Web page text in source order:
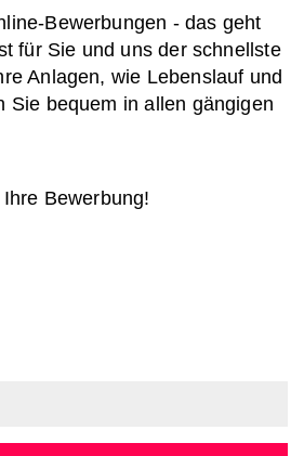
Bewerbungen - das geht
für Sie und uns der schnellste
Anlagen, wie Lebenslauf und
Sie bequem in allen gängigen
Bewerbung!